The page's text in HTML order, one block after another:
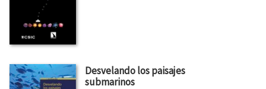
Desvelando los paisajes
submarinos